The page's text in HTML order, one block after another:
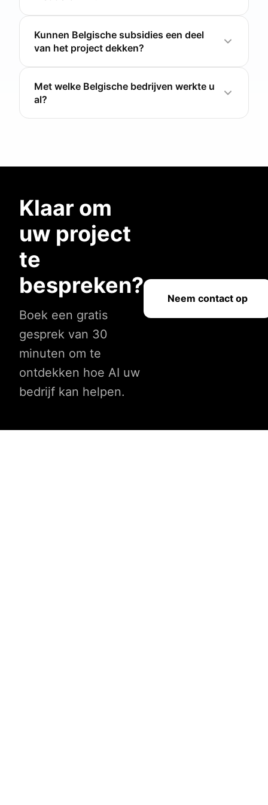
Kunnen Belgische subsidies een deel
van het project dekken?
Met welke Belgische bedrijven werkte u
al?
Klaar om
uw project
te
bespreken?
Boek een gratis
gesprek van 30
minuten om te
ontdekken hoe AI uw
bedrijf kan helpen.
Neem contact op